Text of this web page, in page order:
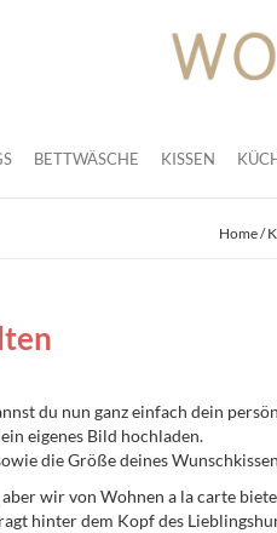
BETTWÄSCHE KISSEN
Home/
du nun ganz einfach dein
eigenes Bild hochladen.
die Größe deines
wir von Wohnen a la carte
hinter dem Kopf des